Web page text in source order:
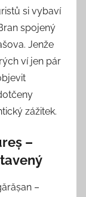
si vybaví
spojený
Jenže
ví jen pár
zážitek.
–
–